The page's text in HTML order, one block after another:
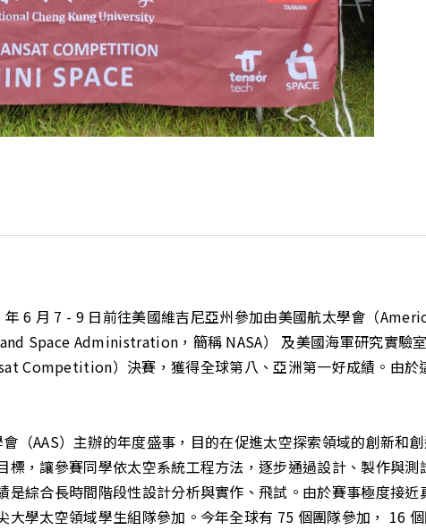
6 月 7 - 9 日前往美國維吉尼亞州參加由美國航太學會（
Space Administration，簡稱 NASA） 及美國海軍研究實驗
Competition）決賽，獲得全球第八、亞洲第一好成績。由於
AAS）主辦的年度盛事，目的在促進太空探索領域的創新和
，讓參賽同學依太空系統工程方法，逐步通過設計、製作與
綜合長時間階段性設計分析與實作、飛試。由於賽事極度接
學太空領域學生組隊參加。今年全球有 75 個團隊參加， 16